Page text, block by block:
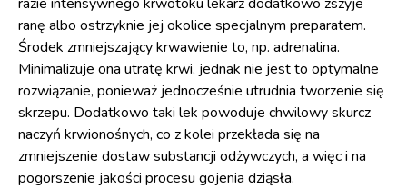
ranę albo ostrzyknie jej okolice specjalnym preparatem.
Środek zmniejszający krwawienie to, np. adrenalina.
Minimalizuje ona utratę krwi, jednak nie jest to optymalne
rozwiązanie, ponieważ jednocześnie utrudnia tworzenie się
skrzepu. Dodatkowo taki lek powoduje chwilowy skurcz
naczyń krwionośnych, co z kolei przekłada się na
zmniejszenie dostaw substancji odżywczych, a więc i na
pogorszenie jakości procesu gojenia dziąsła.